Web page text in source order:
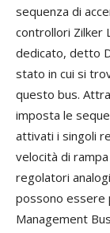
sequenza di
controllori Zilker
dedicato, detto
stato in cui si
questo bus.
imposta le
attivati i singoli
velocità di
regolatori
possono essere
Management